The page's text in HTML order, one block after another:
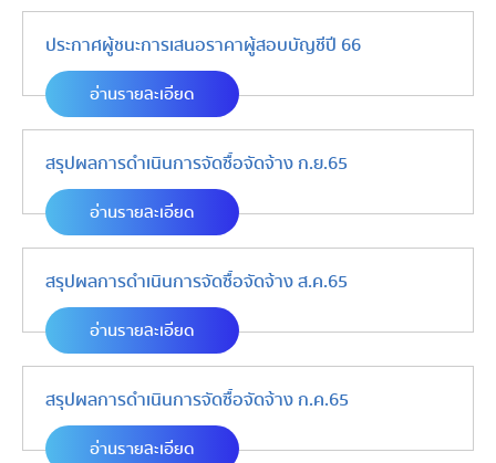
ประกาศผู้ชนะการเสนอราคาผู้สอบบัญชีปี 66
อ่านรายละเอียด
สรุปผลการดำเนินการจัดซื้อจัดจ้าง ก.ย.65
อ่านรายละเอียด
สรุปผลการดำเนินการจัดซื้อจัดจ้าง ส.ค.65
อ่านรายละเอียด
สรุปผลการดำเนินการจัดซื้อจัดจ้าง ก.ค.65
อ่านรายละเอียด